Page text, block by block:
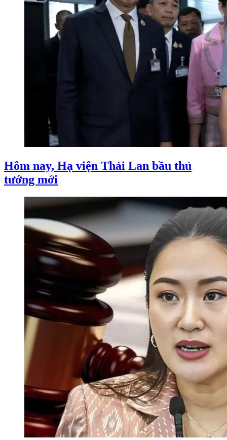
Hôm nay, Hạ viện Thái Lan bầu thủ
tướng mới